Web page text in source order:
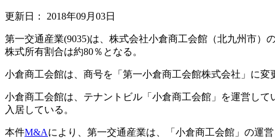
更新日： 2018年09月03日
第一交通産業(9035)は、株式会社小倉商工会館（北九州市）
株式所有割合は約80％となる。
小倉商工会館は、商号を「第一小倉商工会館株式会社」に変
小倉商工会館は、テナントビル「小倉商工会館」を運営し
入居している。
本件M&Aにより、第一交通産業は、「小倉商工会館」の運